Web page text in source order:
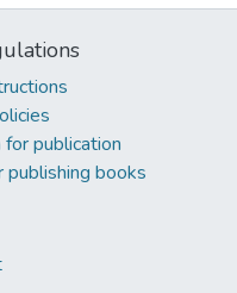
publication
publishing books